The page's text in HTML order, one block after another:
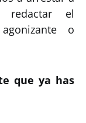
redactar el
o
que ya has